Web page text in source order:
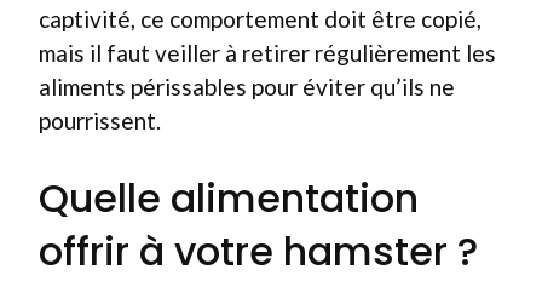
captivité, ce comportement doit être copié,
mais il faut veiller à retirer régulièrement les
aliments périssables pour éviter qu’ils ne
pourrissent.
Quelle alimentation
offrir à votre hamster ?